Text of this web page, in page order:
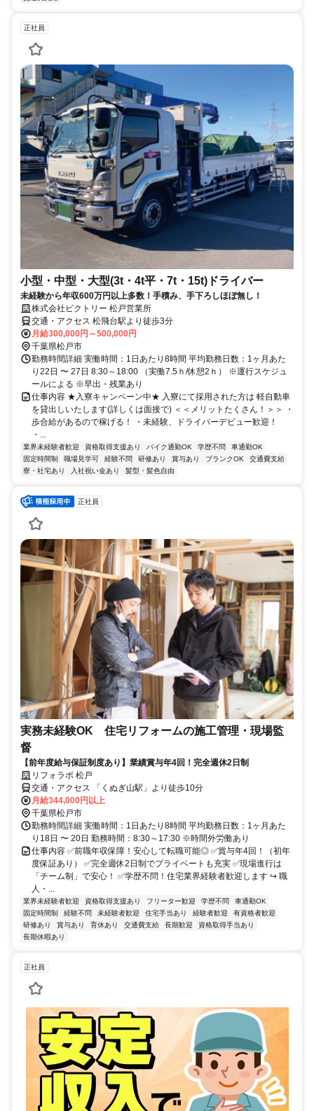
正社員
小型・中型・大型(3t・4t平・7t・15t)ドライバー
未経験から年収600万円以上多数！手積み、手下ろしほぼ無し！
株式会社ビクトリー 松戸営業所
交通・アクセス 松飛台駅より徒歩3分
月給300,000円～500,000円
千葉県松戸市
勤務時間詳細 実働時間：1日あたり8時間 平均勤務日数：1ヶ月あた
り22日 〜 27日 8:30～18:00 （実働7.5ｈ/休憩2ｈ） ※運行スケジュ
ールによる ※早出・残業あり
仕事内容 ★入寮キャンペーン中★ 入寮にて採用された方は 軽自動車
を貸出しいたします(詳しくは面接で) ＜＜メリットたくさん！＞＞ ・
歩合給があるので稼げる！ ・未経験、ドライバーデビュー歓迎！
・...
業界未経験者歓迎 資格取得支援あり バイク通勤OK 学歴不問
車通勤OK
固定時間制
職場見学可 経験不問 研修あり 賞与あり ブランクOK
交通費支給
寮・社宅あり
入社祝い金あり 髪型・髪色自由
正社員
実務未経験OK 住宅リフォームの施工管理・現場監
督
【前年度給与保証制度あり】業績賞与年4回！完全週休2日制
リフォラボ 松戸
交通・アクセス 「くぬぎ山駅」より徒歩10分
月給344,000円以上
千葉県松戸市
勤務時間詳細 実働時間：1日あたり8時間 平均勤務日数：1ヶ月あた
り18日 〜 20日 勤務時間：8:30～17:30 ※時間外労働あり
仕事内容 ✅前職年収保障！安心して転職可能◎ ✅賞与年4回！（初年
度保証あり） ✅完全週休2日制でプライベートも充実 ✅現場進行は
「チーム制」で安心！ ✅学歴不問！住宅業界経験者歓迎します ↪ 職
人・...
業界未経験者歓迎 資格取得支援あり フリーター歓迎 学歴不問
車通勤OK
固定時間制
経験不問 未経験者歓迎 住宅手当あり 経験者歓迎
有資格者歓迎
研修あり
賞与あり 育休あり 交通費支給 長期歓迎
資格取得手当あり
長期休暇あり
正社員